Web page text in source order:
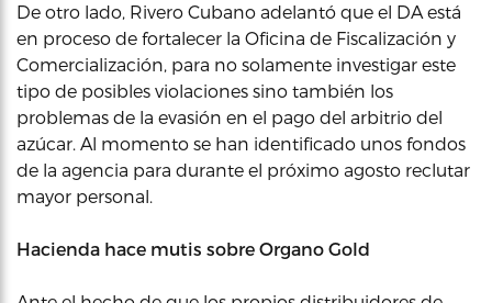
De otro lado, Rivero Cubano adelantó que el DA está
en proceso de fortalecer la Oficina de Fiscalización y
Comercialización, para no solamente investigar este
tipo de posibles violaciones sino también los
problemas de la evasión en el pago del arbitrio del
azúcar. Al momento se han identificado unos fondos
de la agencia para durante el próximo agosto reclutar
mayor personal.
Hacienda hace mutis sobre Organo Gold